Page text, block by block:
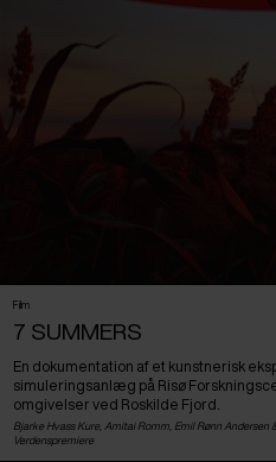
Film
7 SUMMERS
En dokumentation af et kunstnerisk
simuleringsanlæg på Risø
omgivelser ved Roskilde Fjord.
Bjarke Hvass Kure, Amitai Romm, Emil Rønn Andersen
Verdenspremiere